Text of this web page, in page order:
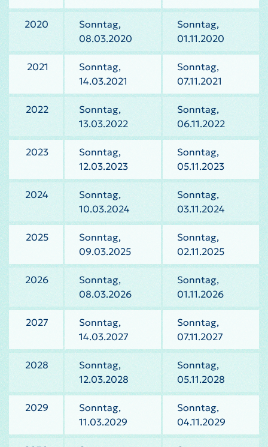
2020
Sonntag,
08.03.2020
Sonntag,
01.11.2020
2021
Sonntag,
14.03.2021
Sonntag,
07.11.2021
2022
Sonntag,
13.03.2022
Sonntag,
06.11.2022
2023
Sonntag,
12.03.2023
Sonntag,
05.11.2023
2024
Sonntag,
10.03.2024
Sonntag,
03.11.2024
2025
Sonntag,
09.03.2025
Sonntag,
02.11.2025
2026
Sonntag,
08.03.2026
Sonntag,
01.11.2026
2027
Sonntag,
14.03.2027
Sonntag,
07.11.2027
2028
Sonntag,
12.03.2028
Sonntag,
05.11.2028
2029
Sonntag,
11.03.2029
Sonntag,
04.11.2029